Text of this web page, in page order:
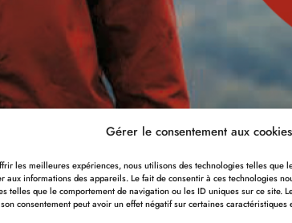
Gérer le consentement aux cookies
les meilleures expériences, nous utilisons des technologies telles que
aux informations des appareils. Le fait de consentir à ces technologies
telles que le comportement de navigation ou les ID uniques sur ce site.
consentement peut avoir un effet négatif sur certaines caractéristiques
HOTEL berichtet!